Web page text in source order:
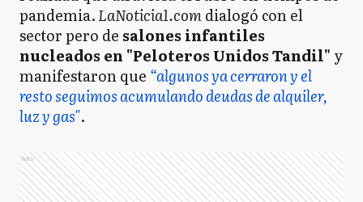
pandemia.LaNoticia1.comdialogó con el
sector pero de salones infantiles
nucleados en "Peloteros Unidos Tandil" y
manifestaron que “algunos ya cerraron y el
resto seguimos acumulando deudas de alquiler,
luz y gas".
Ads